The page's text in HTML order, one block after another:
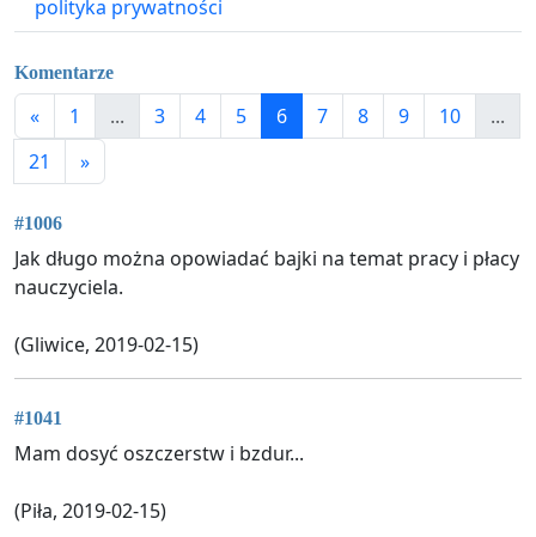
polityka prywatności
Komentarze
« 1 ... 3 4 5 6 7 8 9 10
...
21
»
#1006
Jak długo można opowiadać bajki na temat pracy i płacy
nauczyciela.
(Gliwice, 2019-02-15)
#1041
Mam dosyć oszczerstw i bzdur...
(Piła, 2019-02-15)